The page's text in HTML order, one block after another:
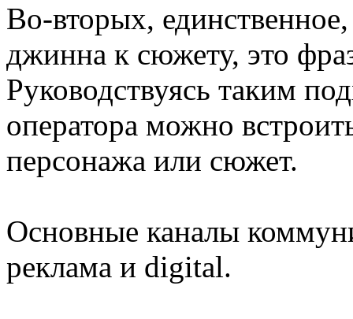
Во-вторых,
джинна к сюжету, это
Руководствуясь таким
оператора можно
персонажа или сюжет.
Основные каналы
реклама и digital.